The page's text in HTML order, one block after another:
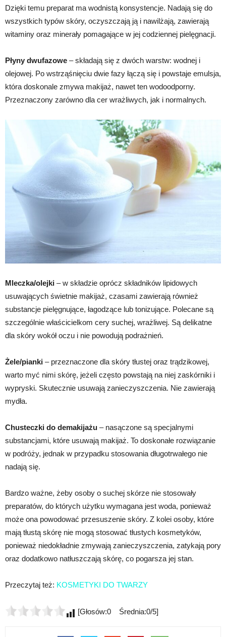
Dzięki temu preparat ma wodnistą konsystencje. Nadają się do
wszystkich typów skóry, oczyszczają ją i nawilżają, zawierają
witaminy oraz minerały pomagające w jej codziennej pielęgnacji.
Płyny dwufazowe – składają się z dwóch warstw: wodnej i
olejowej. Po wstrząśnięciu dwie fazy łączą się i powstaje emulsja,
która doskonale zmywa makijaż, nawet ten wodoodporny.
Przeznaczony zarówno dla cer wrażliwych, jak i normalnych.
Mleczka/olejki – w składzie oprócz składników lipidowych
usuwających świetnie makijaż, czasami zawierają również
substancje pielęgnujące, łagodzące lub tonizujące. Polecane są
szczególnie właścicielkom cery suchej, wrażliwej. Są delikatne
dla skóry wokół oczu i nie powodują podrażnień.
Żele/pianki – przeznaczone dla skóry tłustej oraz trądzikowej,
warto myć nimi skórę, jeżeli często powstają na niej zaskórniki i
wypryski. Skutecznie usuwają zanieczyszczenia. Nie zawierają
mydła.
Chusteczki do demakijażu – nasączone są specjalnymi
substancjami, które usuwają makijaż. To doskonałe rozwiązanie
w podróży, jednak w przypadku stosowania długotrwałego nie
nadają się.
Bardzo ważne, żeby osoby o suchej skórze nie stosowały
preparatów, do których użytku wymagana jest woda, ponieważ
może ona powodować przesuszenie skóry. Z kolei osoby, które
mają tłustą skórę nie mogą stosować tłustych kosmetyków,
ponieważ niedokładnie zmywają zanieczyszczenia, zatykają pory
oraz dodatkowo natłuszczają skórę, co pogarsza jej stan.
Przeczytaj też: KOSMETYKI DO TWARZY
[Głosów:0 Średnia:0/5]